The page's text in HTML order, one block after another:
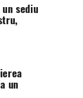
sediu
un